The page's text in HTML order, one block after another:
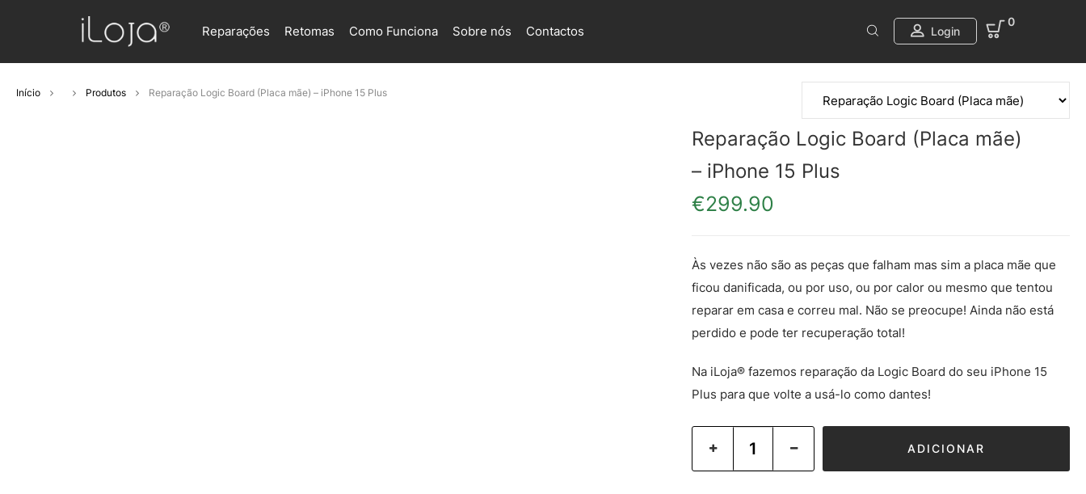
Reparações Retomas Como Funciona Sobre nós Contactos Login
0
Início Produtos Reparação Logic Board (Placa mãe) – iPhone 15 Plus
Reparação Logic Board (Placa mãe)
– iPhone 15 Plus
€299.90
Às vezes não são as peças que falham mas sim a placa mãe que
ficou danificada, ou por uso, ou por calor ou mesmo que tentou
reparar em casa e correu mal. Não se preocupe! Ainda não está
perdido e pode ter recuperação total!
Na iLoja® fazemos reparação da Logic Board do seu iPhone 15
Plus para que volte a usá-lo como dantes!
ADICIONAR